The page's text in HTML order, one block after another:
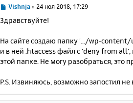
С
о
щ
е
н
Vishnja » 24 ноя 2018, 17:29
Здравствуйте!
На сайте создаю папку '.../wp-
и в ней .htaccess файл с 'deny from
этой папке. Не могу разобраться, это
P.S. Извиняюсь, возможно запостил